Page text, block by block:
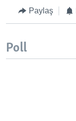
Paylaş
Poll